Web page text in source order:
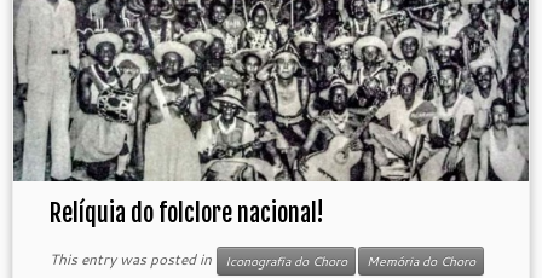
Relíquia do folclore nacional!
This entry was posted in Iconografia do Choro
Memória do Choro